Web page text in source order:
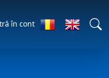
în cont